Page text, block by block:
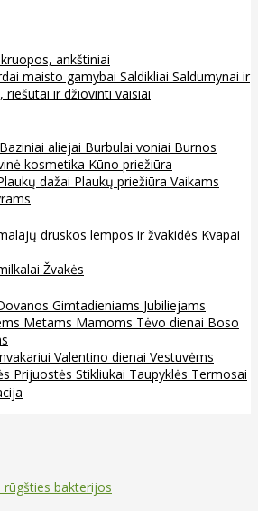
ankštiniai
maisto gamybai Saldikliai Saldumynai ir
riešutai ir džiovinti vaisiai
Baziniai aliejai Burbulai voniai Burnos
kosmetika Kūno priežiūra
dažai Plaukų priežiūra Vaikams
druskos lempos ir žvakidės Kvapai
Žvakės
Gimtadieniams Jubiliejams
Metams Mamoms Tėvo dienai Boso
Valentino dienai Vestuvėms
Prijuostės Stikliukai Taupyklės Termosai
rūgšties bakterijos